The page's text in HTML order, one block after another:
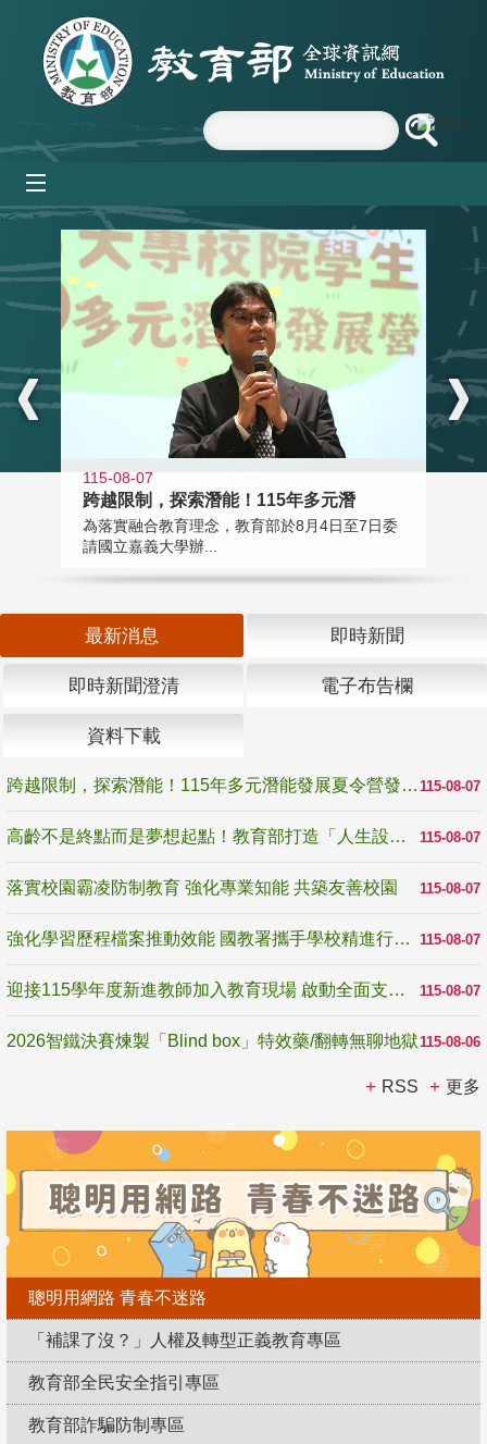
跳到主要內容區塊
:::
115-08-07
跨越限制，探索潛能！115年多元潛
為落實融合教育理念，教育部於8月4日至7日委
請國立嘉義大學辦...
最新消息 即時新聞
即時新聞澄清 電子布告欄
資料下載
115-08-07
跨越限制，探索潛能！115年多元潛能發展夏令營發掘生命無限可能
115-08-07
高齡不是終點而是夢想起點！教育部打造「人生設計夢工場」 參展第3屆高齡健康產業博覽會
115-08-07
落實校園霸凌防制教育 強化專業知能 共築友善校園
115-08-07
強化學習歷程檔案推動效能 國教署攜手學校精進行政與教學支持
115-08-07
迎接115學年度新進教師加入教育現場 啟動全面支持陪伴
115-08-06
2026智鐵決賽煉製「Blind box」特效藥/翻轉無聊地獄
RSS 更多
聰明用網路 青春不迷路
「補課了沒？」人權及轉型正義教育專區
教育部全民安全指引專區
教育部詐騙防制專區